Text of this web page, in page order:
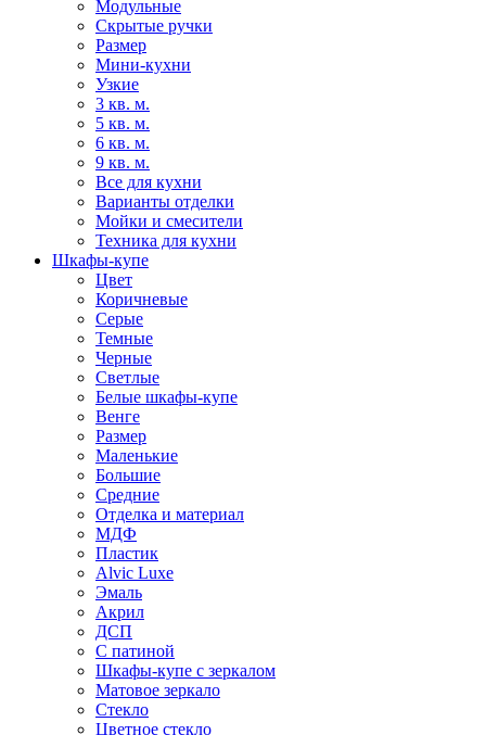
Модульные
Скрытые ручки
Размер
Мини-кухни
Узкие
3 кв. м.
5 кв. м.
6 кв. м.
9 кв. м.
Все для кухни
Варианты отделки
Мойки и смесители
Техника для кухни
Шкафы-купе
Цвет
Коричневые
Серые
Темные
Черные
Светлые
Белые шкафы-купе
Венге
Размер
Маленькие
Большие
Средние
Отделка и материал
МДФ
Пластик
Alvic Luxe
Эмаль
Акрил
ДСП
С патиной
Шкафы-купе с зеркалом
Матовое зеркало
Стекло
Цветное стекло